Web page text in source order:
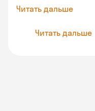
Читать дальше
Читать дальше